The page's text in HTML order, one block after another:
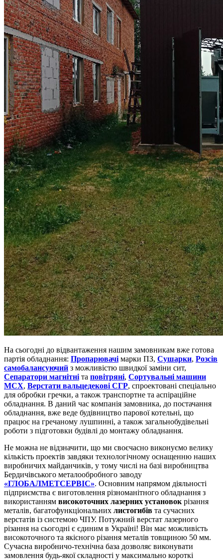
На сьогодні до відвантаження нашим замовникам вже готова
партія обладнання: Пропарювачі марки ПЗ, Сушарки, Розсів
самобалансуючий з можливістю швидкої заміни сит,
Сепаратори магнітні та повітряні, Сортувальні машини
МСХ, Верстати вальцедекові СГР, спроектовані спеціально
для обробки гречки, а також транспортне та аспіраційне
обладнання. В даний час компанія замовника, до постачання
обладнання, вже веде будівництво парової котельні, що
працює на гречаному лушпинні, а також загальнобудівельні
роботи з підготовки будівлі до монтажу обладнання.
Не можна не відзначити, що ми своєчасно виконуємо велику
кількість проектів завдяки технологічному оснащенню наших
виробничих майданчиків, у тому числі на базі виробництва
Бердичівського металообробного заводу
«ГЛОБАЛМЕТСЕРВІС». Основним напрямом діяльності
підприємства є виготовлення різноманітного обладнання з
використанням високоточних лазерних установок різання
металів, багатофункціональних листогибів та сучасних
верстатів із системою ЧПУ. Потужний верстат лазерного
різання на сьогодні є єдиним в Україні! Він має можливість
високоточного та якісного різання металів товщиною 50 мм.
Сучасна виробничо-технічна база дозволяє виконувати
замовлення будь-якої складності у максимально короткі